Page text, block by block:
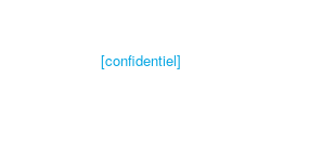
[confidentiel]